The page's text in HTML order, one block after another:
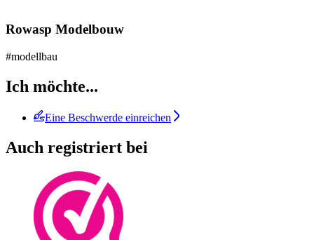
Rowasp Modelbouw
#modellbau
Ich möchte...
Eine Beschwerde einreichen
Auch registriert bei